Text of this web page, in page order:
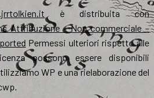
è distribuita con
Attribuzione – Non commerciale –
Permessi ulteriori rispetto alle
possono essere disponibili
WP e una rielaborazione del